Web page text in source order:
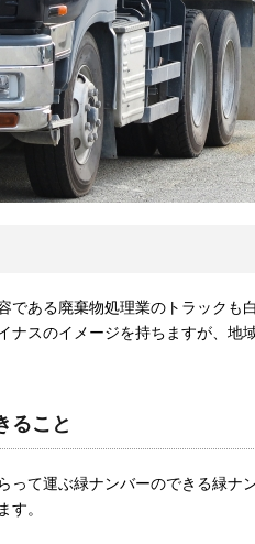
である廃棄物処理業のトラックも
ナスのイメージを持ちますが、地
ること
って運ぶ緑ナンバーのできる緑ナ
す。